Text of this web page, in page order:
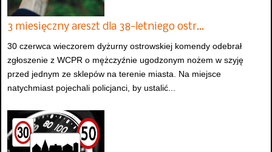
3 miesięczny areszt dla 38-letniego ostr…
30 czerwca wieczorem dyżurny ostrowskiej komendy odebrał
zgłoszenie z WCPR o mężczyźnie ugodzonym nożem w szyję
przed jednym ze sklepów na terenie miasta. Na miejsce
natychmiast pojechali policjanci, by ustalić...